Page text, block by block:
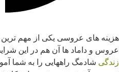
هزینه های عروسی یکی از مهم ترین
عروس و داماد ها آن هم در این
زندگی شادمگ راههایی را به شما